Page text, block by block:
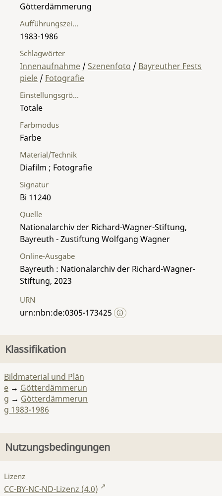
Material/Technik
Diafilm ; Fotografie
Einstellungsgröße
Totale
Farbmodus
Farbe
Götterdämmerung
Aufführungszeitraum
1983-1986
Signatur
Bi 11240
Quelle
Nationalarchiv der Richard-Wagner-Stiftung,
Bayreuth - Zustiftung Wolfgang Wagner
Schlagwörter
Innenaufnahme / Szenenfoto / Bayreuther Fests
piele / Fotografie
Online-Ausgabe
Bayreuth : Nationalarchiv der Richard-Wagner-
Stiftung, 2023
URN
urn:nbn:de:0305-173425
Klassifikation
Bildmaterial und Plän
e → Götterdämmerun
g → Götterdämmerun
g 1983-1986
Nutzungsbedingungen
Lizenz
CC-BY-NC-ND-Lizenz (4.0)